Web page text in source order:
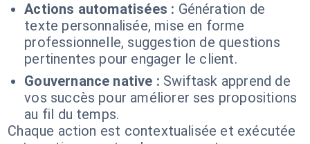
Actions automatisées : Génération de
texte personnalisée, mise en forme
professionnelle, suggestion de questions
pertinentes pour engager le client.
Gouvernance native : Swiftask apprend de
vos succès pour améliorer ses propositions
au fil du temps.
Chaque action est contextualisée et exécutée